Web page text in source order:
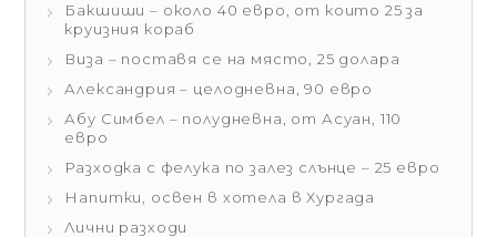
Бакшиши – около 40 евро, от които 25 за
круизния кораб
Виза – поставя се на място, 25 долара
Александрия – целодневна, 90 евро
Абу Симбел – полудневна, от Асуан, 110
евро
Разходка с фелука по залез слънце – 25 евро
Напитки, освен в хотела в Хургада
Лични разходи